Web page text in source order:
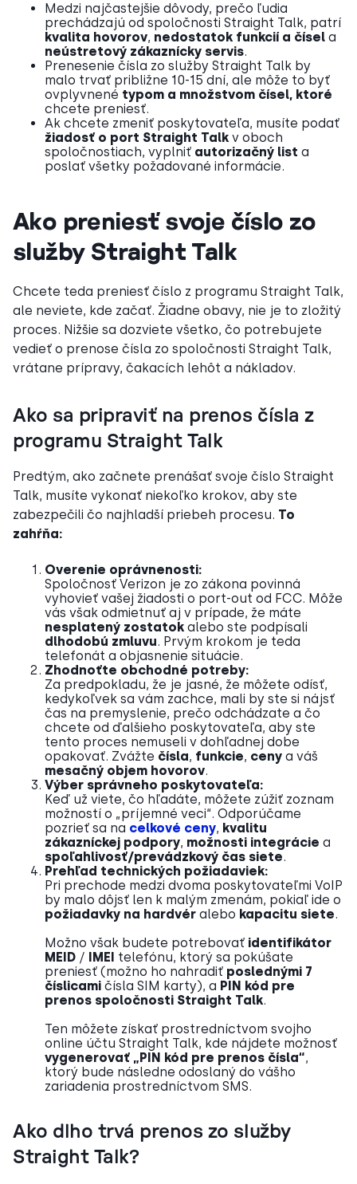
Medzi najčastejšie dôvody, prečo ľudia
prechádzajú od spoločnosti Straight Talk, patrí
kvalita hovorov, nedostatok funkcií a čísel a
neústretový zákaznícky servis.
Prenesenie čísla zo služby Straight Talk by
malo trvať približne 10-15 dní, ale môže to byť
ovplyvnené typom a množstvom čísel, ktoré
chcete preniesť.
Ak chcete zmeniť poskytovateľa, musíte podať
žiadosť o port Straight Talk v oboch
spoločnostiach, vyplniť autorizačný list a
poslať všetky požadované informácie.
Ako preniesť svoje číslo zo
služby Straight Talk
Chcete teda preniesť číslo z programu Straight Talk,
ale neviete, kde začať. Žiadne obavy, nie je to zložitý
proces. Nižšie sa dozviete všetko, čo potrebujete
vedieť o prenose čísla zo spoločnosti Straight Talk,
vrátane prípravy, čakacích lehôt a nákladov.
Ako sa pripraviť na prenos čísla z
programu Straight Talk
Predtým, ako začnete prenášať svoje číslo Straight
Talk, musíte vykonať niekoľko krokov, aby ste
zabezpečili čo najhladší priebeh procesu. To
zahŕňa:
Overenie oprávnenosti:
Spoločnosť Verizon je zo zákona povinná
vyhovieť vašej žiadosti o port-out od FCC. Môže
vás však odmietnuť aj v prípade, že máte
nesplatený zostatok alebo ste podpísali
dlhodobú zmluvu. Prvým krokom je teda
telefonát a objasnenie situácie.
Zhodnoťte obchodné potreby:
Za predpokladu, že je jasné, že môžete odísť,
kedykoľvek sa vám zachce, mali by ste si nájsť
čas na premyslenie, prečo odchádzate a čo
chcete od ďalšieho poskytovateľa, aby ste
tento proces nemuseli v dohľadnej dobe
opakovať. Zvážte čísla, funkcie, ceny a váš
mesačný objem hovorov.
Výber správneho poskytovateľa:
Keď už viete, čo hľadáte, môžete zúžiť zoznam
možností o „príjemné veci“. Odporúčame
pozrieť sa na celkové ceny, kvalitu
zákazníckej podpory, možnosti integrácie a
spoľahlivosť/prevádzkový čas siete.
Prehľad technických požiadaviek:
Pri prechode medzi dvoma poskytovateľmi VoIP
by malo dôjsť len k malým zmenám, pokiaľ ide o
požiadavky na hardvér alebo kapacitu siete.
Možno však budete potrebovať identifikátor
MEID / IMEI telefónu, ktorý sa pokúšate
preniesť (možno ho nahradiť poslednými 7
číslicami čísla SIM karty), a PIN kód pre
prenos spoločnosti Straight Talk.
Ten môžete získať prostredníctvom svojho
online účtu Straight Talk, kde nájdete možnosť
vygenerovať „PIN kód pre prenos čísla“,
ktorý bude následne odoslaný do vášho
zariadenia prostredníctvom SMS.
Ako dlho trvá prenos zo služby
Straight Talk?